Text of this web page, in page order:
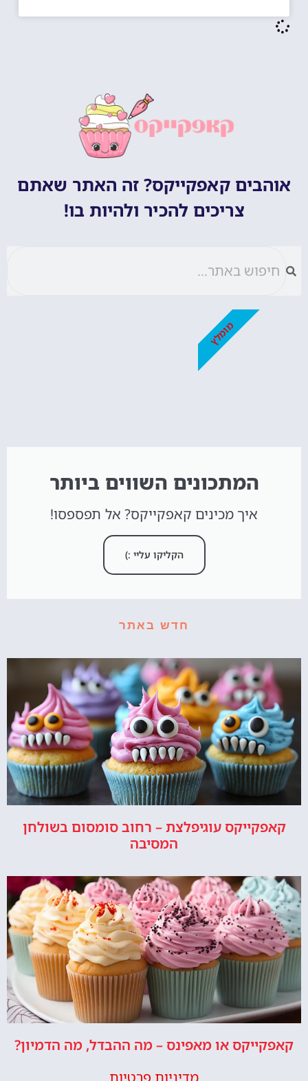
אוהבים קאפקייקס? זה האתר שאתם
צריכים להכיר ולהיות בו!
המתכונים השווים ביותר
איך מכינים קאפקייקס? אל תפספסו!
הקליקו עליי :)
מומלץ
חדש באתר
קאפקייקס עוגיפלצת – רחוב סומסום בשולחן
המסיבה
קאפקייקס או מאפינס – מה ההבדל, מה הדמיון?